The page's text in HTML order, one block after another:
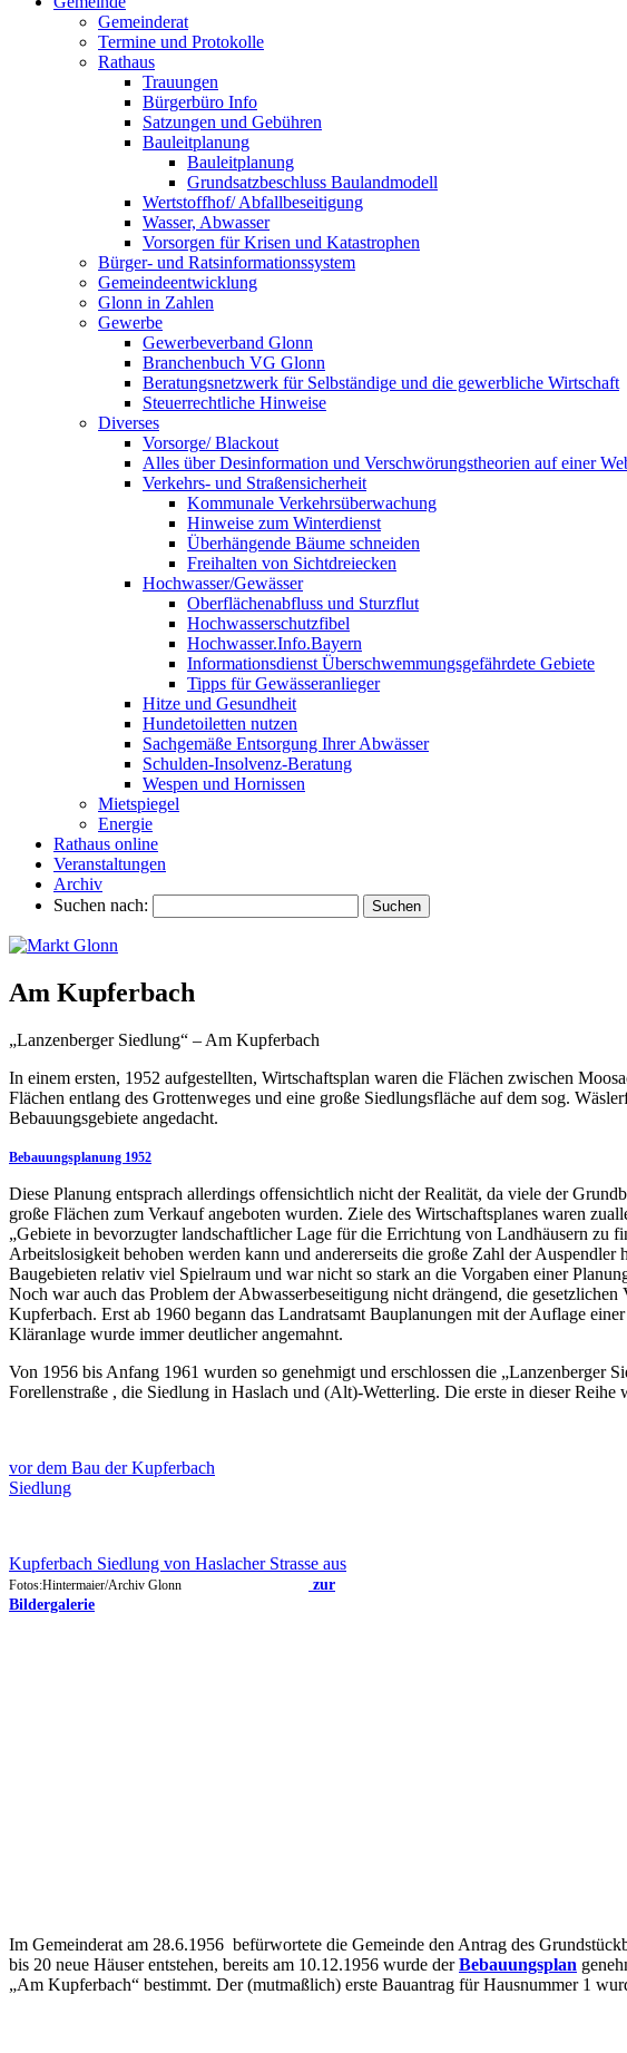
Gemeinderat
Termine und Protokolle
Rathaus
Trauungen
Bürgerbüro Info
Satzungen und Gebühren
Bauleitplanung
Bauleitplanung
Grundsatzbeschluss Baulandmodell
Wertstoffhof/ Abfallbeseitigung
Wasser, Abwasser
Vorsorgen für Krisen und Katastrophen
Bürger- und Ratsinformationssystem
Gemeindeentwicklung
Glonn in Zahlen
Gewerbe
Gewerbeverband Glonn
Branchenbuch VG Glonn
Beratungsnetzwerk für Selbständige und die gewerbliche Wirtschaft
Steuerrechtliche Hinweise
Diverses
Vorsorge/ Blackout
Alles über Desinformation und Verschwörungstheorien auf einer
Verkehrs- und Straßensicherheit
Kommunale Verkehrsüberwachung
Hinweise zum Winterdienst
Überhängende Bäume schneiden
Freihalten von Sichtdreiecken
Hochwasser/Gewässer
Oberflächenabfluss und Sturzflut
Hochwasserschutzfibel
Hochwasser.Info.Bayern
Informationsdienst Überschwemmungsgefährdete Gebiete
Tipps für Gewässeranlieger
Hitze und Gesundheit
Hundetoiletten nutzen
Sachgemäße Entsorgung Ihrer Abwässer
Schulden-Insolvenz-Beratung
Wespen und Hornissen
Mietspiegel
Energie
Rathaus online
Veranstaltungen
Archiv
Suchen nach:
Am Kupferbach
„Lanzenberger Siedlung“ – Am Kupferbach
In einem ersten, 1952 aufgestellten, Wirtschaftsplan waren die Flächen zwischen
Flächen entlang des Grottenweges und eine große Siedlungsfläche auf dem sog.
Bebauungsgebiete angedacht.
Bebauungsplanung 1952
Diese Planung entsprach allerdings offensichtlich nicht der Realität, da viele der
große Flächen zum Verkauf angeboten wurden. Ziele des Wirtschaftsplanes waren
„Gebiete in bevorzugter landschaftlicher Lage für die Errichtung von Landhäusern zu
Arbeitslosigkeit behoben werden kann und andererseits die große Zahl der
Baugebieten relativ viel Spielraum und war nicht so stark an die Vorgaben einer
Noch war auch das Problem der Abwasserbeseitigung nicht drängend, die
Kupferbach. Erst ab 1960 begann das Landratsamt Bauplanungen mit der Auflage
Kläranlage wurde immer deutlicher angemahnt.
Von 1956 bis Anfang 1961 wurden so genehmigt und erschlossen die
Forellenstraße , die Siedlung in Haslach und (Alt)-Wetterling. Die erste in dieser
vor dem Bau der Kupferbach
Siedlung
Kupferbach Siedlung von Haslacher Strasse aus
Fotos:Hintermaier/Archiv Glonn
zur
Bildergalerie
Im Gemeinderat am 28.6.1956 befürwortete die Gemeinde den Antrag des
bis 20 neue Häuser entstehen, bereits am 10.12.1956 wurde derBebauungsplan
„Am Kupferbach“ bestimmt. Der (mutmaßlich) erste Bauantrag für Hausnummer 1